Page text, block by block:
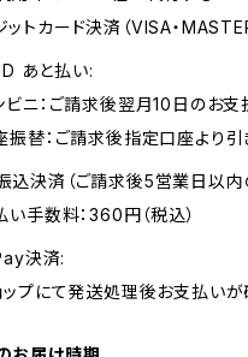
ットカード決済（VISA・
あと払い:
ビニ：ご請求後翌月10日のお支
振替：ご請求後指定口座より
込決済（ご請求後5営業日以内
い手数料：360円（税込）
決済:
ップにて発送処理後お支払いが